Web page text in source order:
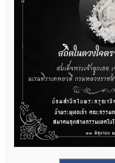
การเตรียมเอกสารผู้ประกอบการที่ต้อ
ประกอบการผลิตเครื่องมือแพทย์ (รา
22 กรกฎาคม 2026
ผู้ประกอบการผลิต และ นักวิจัย ที่ต้อ
ต้องทำอย่างไรบ้าง
22 กรกฎาคม 2026